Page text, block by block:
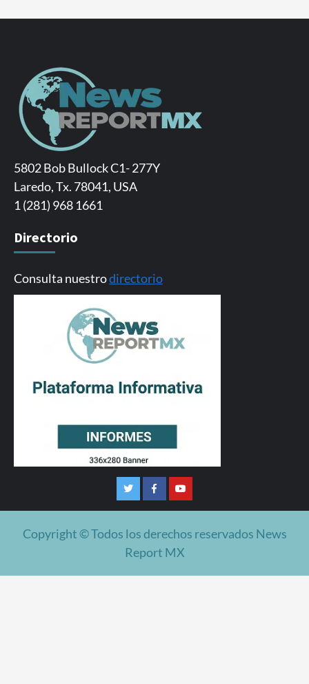
5802 Bob Bullock C1- 277Y
Laredo, Tx. 78041, USA
1 (281) 968 1661
Directorio
Consulta nuestrodirectorio
TwitterFacebookYoutube
Copyright © Todos los derechos reservados News
Report MX